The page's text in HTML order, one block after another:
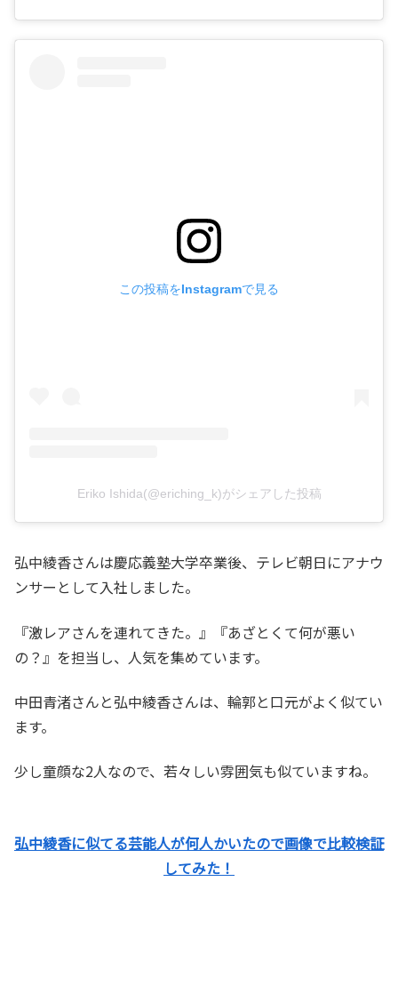
この投稿をInstagramで見る
Eriko Ishida(@eriching_k)がシェアした投稿
弘中綾香さんは慶応義塾大学卒業後、テレビ朝日にアナウ
ンサーとして入社しました。
『激レアさんを連れてきた。』『あざとくて何が悪い
の？』を担当し、人気を集めています。
中田青渚さんと弘中綾香さんは、輪郭と口元がよく似てい
ます。
少し童顔な2人なので、若々しい雰囲気も似ていますね。
弘中綾香に似てる芸能人が何人かいたので画像で比較検証
してみた！